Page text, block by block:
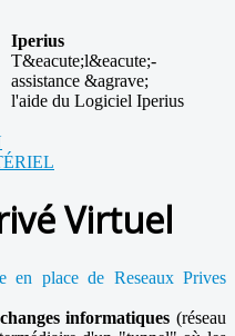
Iperius
T&eacute;l&eacute;-
assistance &agrave;
l'aide du Logiciel Iperius
Virtuel
informatiques (réseau